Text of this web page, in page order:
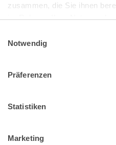
zusammen, die Sie ihnen
im Rahmen Ihrer Nutzung
Impressum
Notwendig
Präferenzen
Statistiken
Marketing
Pressemitteilungen|AGB
Impressum|Datenschutz
Muster Widerrufsformular
Barrierefreiheit